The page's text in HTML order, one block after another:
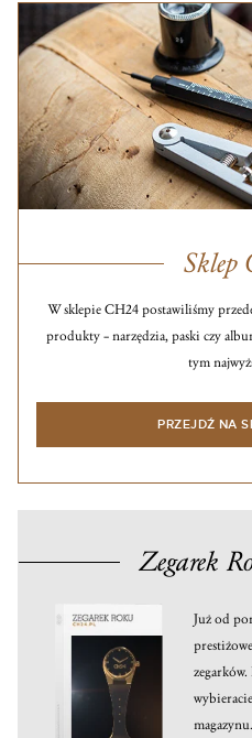
Sklep
W sklepie CH24 postawiliśmy
produkty – narzędzia, paski czy
tym
PRZEJDŹ NA
Zegarek
Już od
magazynu.